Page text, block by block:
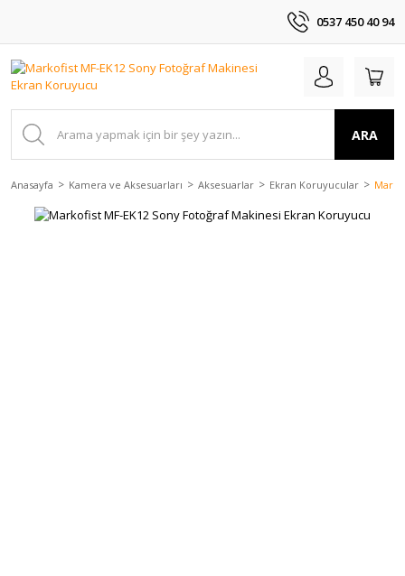
0537 450 40 94
ARA
Anasayfa Kamera ve Aksesuarları Aksesuarlar Ekran Koruyucular